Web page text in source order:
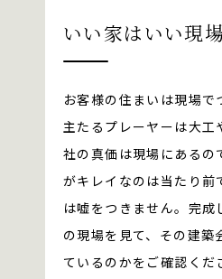
いい家はいい現
お客様の住まいは現場
主たるプレーヤーは大
社の真価は現場にあるの
がキレイなのは当たり前
は嘘をつきません。完
の現場を見て、その建築
ているのかをご確認くだ